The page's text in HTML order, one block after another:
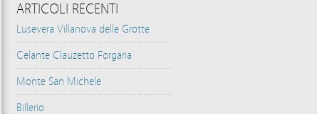
ARTICOLI RECENTI
Lusevera Villanova delle Grotte
Celante Clauzetto Forgaria
Monte San Michele
Billerio